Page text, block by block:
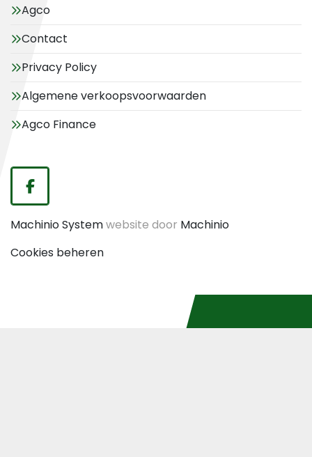
Agco
Contact
Privacy Policy
Algemene verkoopsvoorwaarden
Agco Finance
facebook
Machinio Systemwebsite door Machinio
Cookies beheren